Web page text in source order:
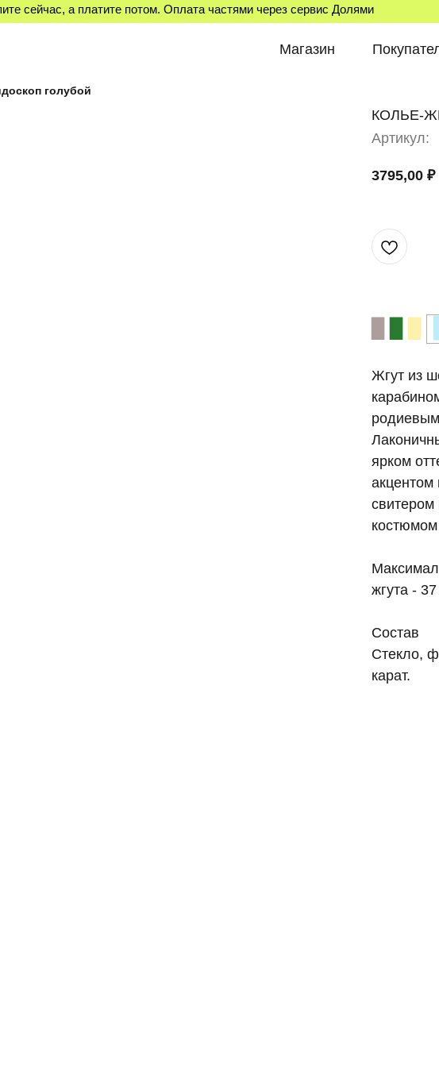
Магазин
сейчас, а платите потом. Оплата частями через сервис Долями
голубой
КОЛЬЕ-
Артикул:
3795,00 ₽
Жгут из
ярком
акцентом
жгута -
Состав
Стекло,
карат.